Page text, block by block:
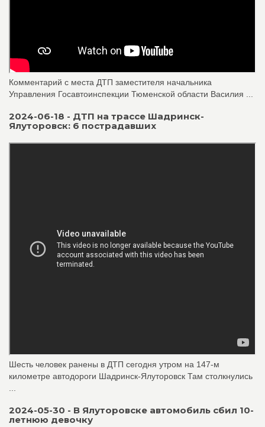
Комментарий с места ДТП заместителя начальника
Управления Госавтоинспекции Тюменской области Василия ...
2024-06-18 - ДТП на трассе Шадринск-
Ялуторовск: 6 пострадавших
Шесть человек ранены в ДТП сегодня утром на 147-м
километре автодороги Шадринск-Ялуторовск Там столкнулись
2024-05-30 - В Ялуторовске автомобиль сбил 10-
летнюю девочку